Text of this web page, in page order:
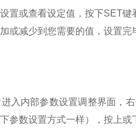
置或查看设定值，按下SET
或减少到您需要的值，设置
入内部参数设置调整界面，
参数设置方式一样），按上